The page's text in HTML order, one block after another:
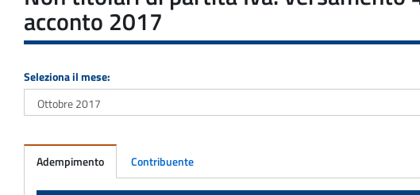
acconto 2017
Seleziona il mese:
Adempimento Contribuente